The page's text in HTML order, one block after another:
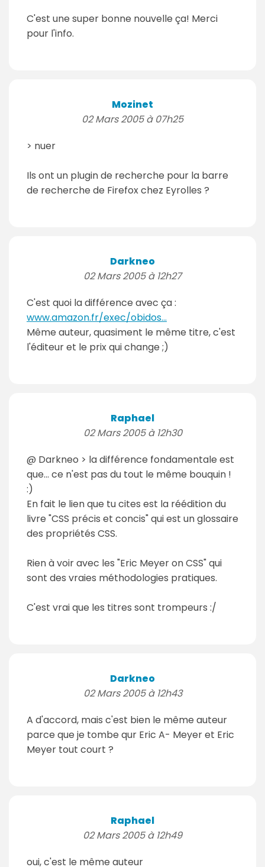
C'est une super bonne nouvelle ça! Merci
pour l'info.
Mozinet
02 Mars 2005 à 07h25
> nuer
Ils ont un plugin de recherche pour la barre
de recherche de Firefox chez Eyrolles ?
Darkneo
02 Mars 2005 à 12h27
C'est quoi la différence avec ça :
www.amazon.fr/exec/obidos...
Même auteur, quasiment le même titre, c'est
l'éditeur et le prix qui change ;)
Raphael
02 Mars 2005 à 12h30
@ Darkneo > la différence fondamentale est
que... ce n'est pas du tout le même bouquin !
:)
En fait le lien que tu cites est la réédition du
livre "CSS précis et concis" qui est un glossaire
des propriétés CSS.
Rien à voir avec les "Eric Meyer on CSS" qui
sont des vraies méthodologies pratiques.
C'est vrai que les titres sont trompeurs :/
Darkneo
02 Mars 2005 à 12h43
A d'accord, mais c'est bien le même auteur
parce que je tombe qur Eric A- Meyer et Eric
Meyer tout court ?
Raphael
02 Mars 2005 à 12h49
oui, c'est le même auteur